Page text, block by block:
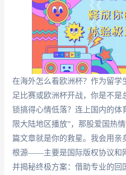
在海外怎么看欧洲杯？作为留学
足比赛或欧洲杯开战，你是不是
锁搞得心情低落？连上国内的体
限大陆地区播放”，那股爱国热
篇文章就是你的救星。我会用亲
根源——主要是国际版权协议
并揭秘终极方案：借助专业的回